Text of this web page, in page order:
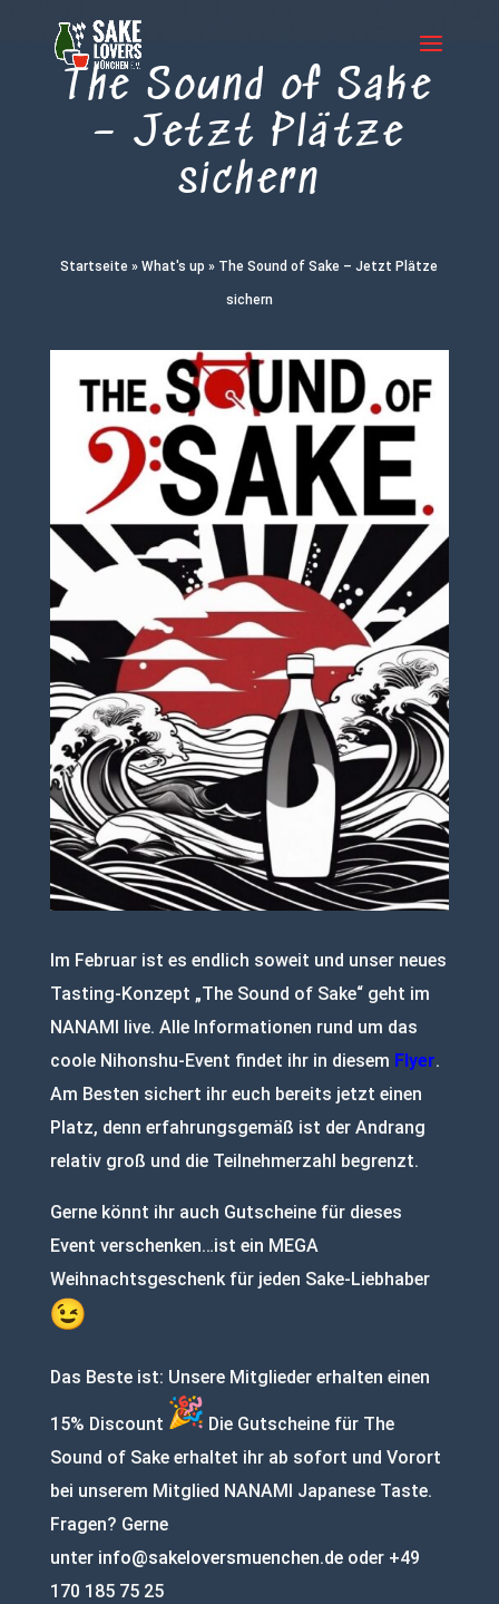
The Sound of Sake
– Jetzt Plätze
sichern
Startseite »What's up » The Sound of Sake – Jetzt Plätze
sichern
Im Februar ist es endlich soweit und unser neues
Tasting-Konzept „The Sound of Sake“ geht im
NANAMI live. Alle Informationen rund um das
coole Nihonshu-Event findet ihr in diesem Flyer.
Am Besten sichert ihr euch bereits jetzt einen
Platz, denn erfahrungsgemäß ist der Andrang
relativ groß und die Teilnehmerzahl begrenzt.
Gerne könnt ihr auch Gutscheine für dieses
Event verschenken…ist ein MEGA
Weihnachtsgeschenk für jeden Sake-Liebhaber
Das Beste ist: Unsere Mitglieder erhalten einen
15% Discount
Die Gutscheine für The
Sound of Sake erhaltet ihr ab sofort und Vorort
bei unserem Mitglied NANAMI Japanese Taste.
Fragen? Gerne
unter info@sakeloversmuenchen.deoder +49
170 185 75 25